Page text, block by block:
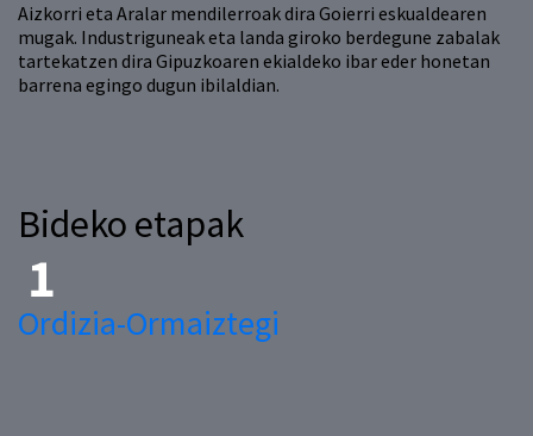
Aizkorri eta Aralar mendilerroak dira Goierri eskualdearen
mugak. Industriguneak eta landa giroko berdegune zabalak
tartekatzen dira Gipuzkoaren ekialdeko ibar eder honetan
barrena egingo dugun ibilaldian.
Bideko etapak
Ordizia-Ormaiztegi